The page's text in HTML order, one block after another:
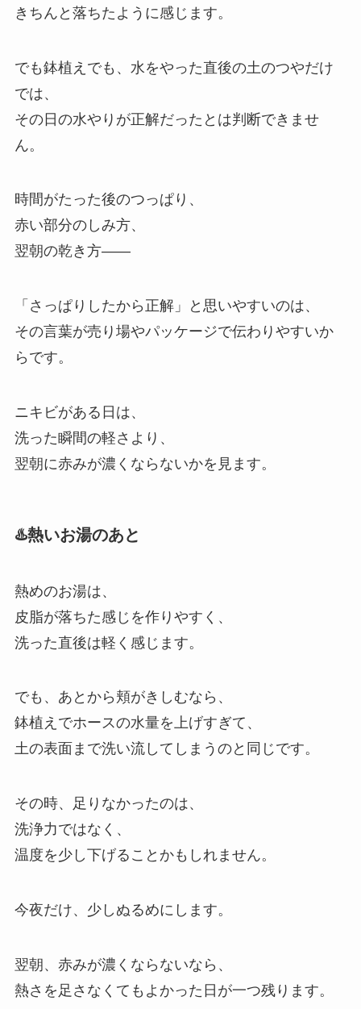
きちんと落ちたように感じます。
でも鉢植えでも、水をやった直後の土のつやだけ
では、
その日の水やりが正解だったとは判断できませ
ん。
時間がたった後のつっぱり、
赤い部分のしみ方、
翌朝の乾き方——
「さっぱりしたから正解」と思いやすいのは、
その言葉が売り場やパッケージで伝わりやすいか
らです。
ニキビがある日は、
洗った瞬間の軽さより、
翌朝に赤みが濃くならないかを見ます。
♨️熱いお湯のあと
熱めのお湯は、
皮脂が落ちた感じを作りやすく、
洗った直後は軽く感じます。
でも、あとから頬がきしむなら、
鉢植えでホースの水量を上げすぎて、
土の表面まで洗い流してしまうのと同じです。
その時、足りなかったのは、
洗浄力ではなく、
温度を少し下げることかもしれません。
今夜だけ、少しぬるめにします。
翌朝、赤みが濃くならないなら、
熱さを足さなくてもよかった日が一つ残ります。